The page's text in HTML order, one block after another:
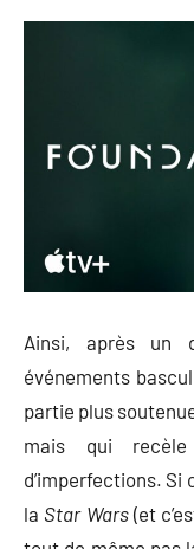
Ainsi, après un
événements
partie plus
mais qui
d’imperfections. Si
la Star Wars (et